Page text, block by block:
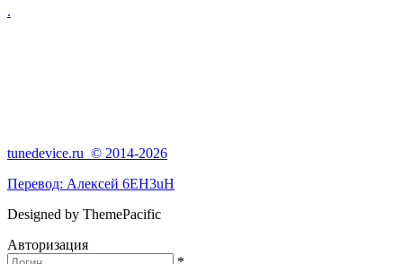
.
tunedevice.ru © 2014-2026
Перевод: Алексей 6EH3uH
Designed by ThemePacific
Авторизация